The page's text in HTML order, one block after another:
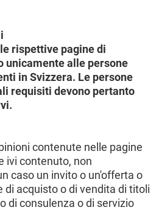
rispettive pagine di
unicamente alle persone
in Svizzera. Le persone
requisiti devono pertanto
contenute nelle pagine
ivi contenuto, non
caso un invito o un'offerta o
di acquisto o di vendita di titoli
di consulenza o di servizio